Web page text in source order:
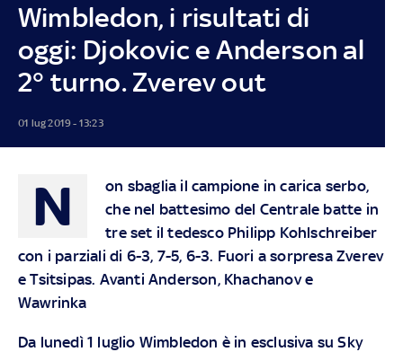
Wimbledon, i risultati di
oggi: Djokovic e Anderson al
2° turno. Zverev out
01 lug 2019 - 13:23
N
on sbaglia il campione in carica serbo,
che nel battesimo del Centrale batte in
tre set il tedesco Philipp Kohlschreiber
con i parziali di 6-3, 7-5, 6-3. Fuori a sorpresa Zverev
e Tsitsipas. Avanti Anderson, Khachanov e
Wawrinka
Da lunedì 1 luglio Wimbledon è in esclusiva su Sky